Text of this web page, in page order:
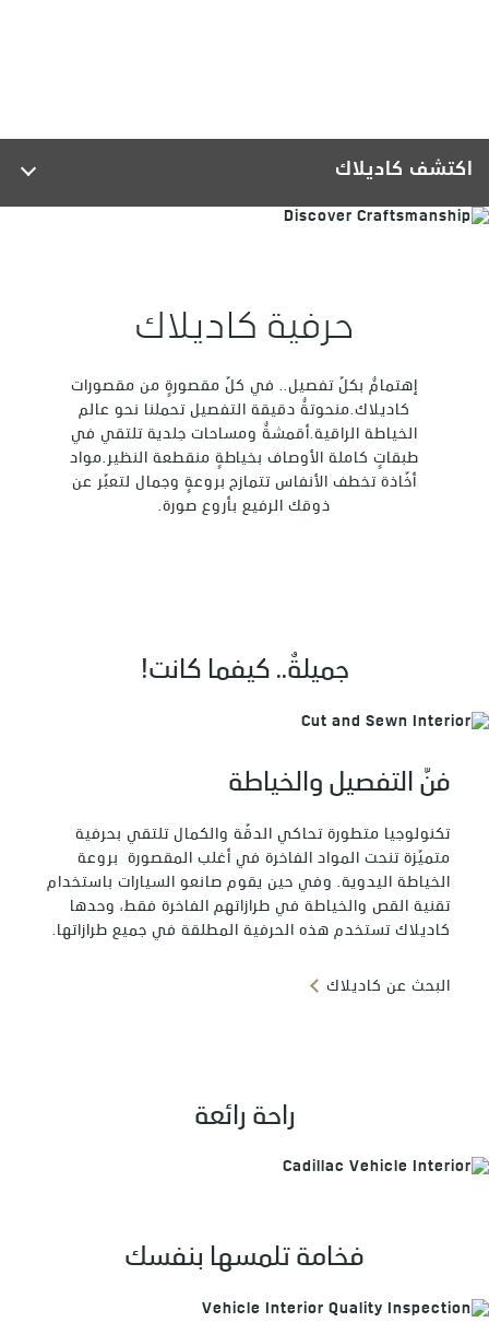
اكتشف كاديلاك
حرفية كاديلاك
إهتمامٌ بكلّ تفصيل.. في كلّ مقصورةٍ من مقصورات
كاديلاك.منحوتةٌ دقيقة التفصيل تحملنا نحو عالم
الخياطة الراقية.أقمشةٌ ومساحات جلدية تلتقي في
طبقاتٍ كاملة الأوصاف بخياطةٍ منقطعة النظير.مواد
أخّاذة تخطف الأنفاس تتمازج بروعةٍ وجمال لتعبّر عن
ذوقك الرفيع بأروع صورة.
جميلةٌ.. كيفما كانت!
فنّ التفصيل والخياطة
تكنولوجيا متطورة تحاكي الدقّة والكمال تلتقي بحرفية
متميّزة تنحت المواد الفاخرة في أغلب المقصورة بروعة
الخياطة اليدوية. وفي حين يقوم صانعو السيارات باستخدام
تقنية القص والخياطة في طرازاتهم الفاخرة فقط، وحدها
كاديلاك تستخدم هذه الحرفية المطلقة في جميع طرازاتها.
البحث عن كاديلاك
راحة رائعة
فخامة تلمسها بنفسك